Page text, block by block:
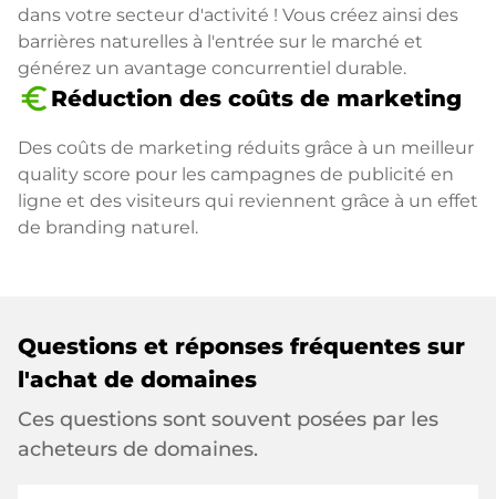
dans votre secteur d'activité ! Vous créez ainsi des
barrières naturelles à l'entrée sur le marché et
générez un avantage concurrentiel durable.
euro_symbol Réduction des coûts de marketing
Des coûts de marketing réduits grâce à un meilleur
quality score pour les campagnes de publicité en
ligne et des visiteurs qui reviennent grâce à un effet
de branding naturel.
Questions et réponses fréquentes sur
l'achat de domaines
Ces questions sont souvent posées par les
acheteurs de domaines.